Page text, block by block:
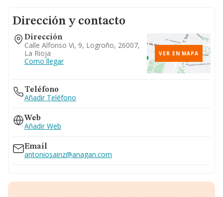
Dirección y contacto
Dirección
Calle Alfonso Vi, 9, Logroño, 26007,
La Rioja
Como llegar
VER EN MAPA
Teléfono
Añadir Teléfono
Web
Añadir Web
Email
antoniosainz@anagan.com